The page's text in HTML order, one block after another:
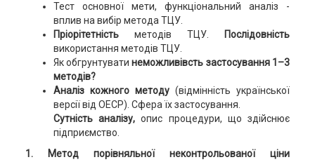
Тест основної мети, функціональний аналіз -
вплив на вибір метода ТЦУ.
Пріорітетність методів ТЦУ.
Послідовність
використання методів ТЦУ.
Як обгрунтуватинеможливівсть застосування 1–3
методів?
Аналіз кожного методу(відмінність української
версії від ОЕСР). Сфера їх застосування.
Сутність аналізу, опис процедури, що здійснює
підприємство.
1. Метод порівняльної неконтрольованої ціни